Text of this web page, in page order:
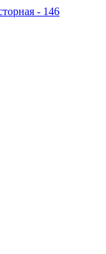
- 146